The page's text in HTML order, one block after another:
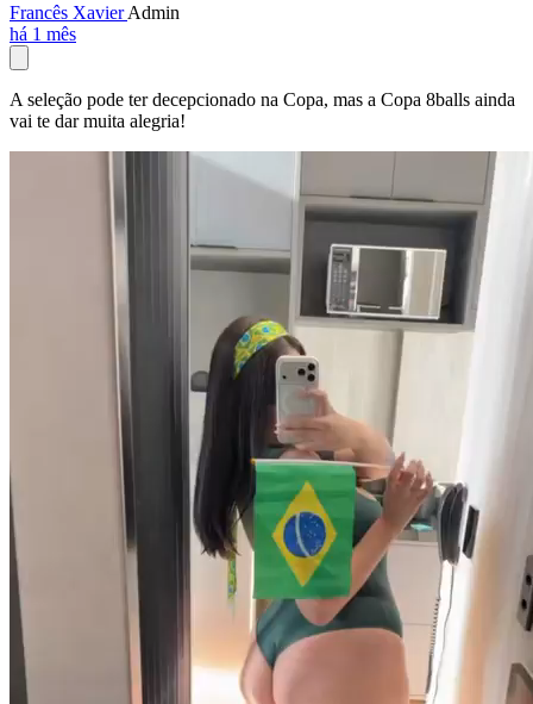
Francês XavierAdmin
há 1 mês
A seleção pode ter decepcionado na Copa, mas a Copa 8balls ainda
vai te dar muita alegria!